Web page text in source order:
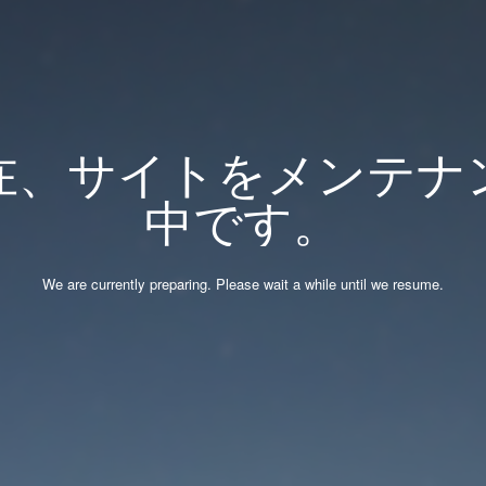
、サイトをメンテナ
中です。
We are currently preparing. Please wait a while until we resume.